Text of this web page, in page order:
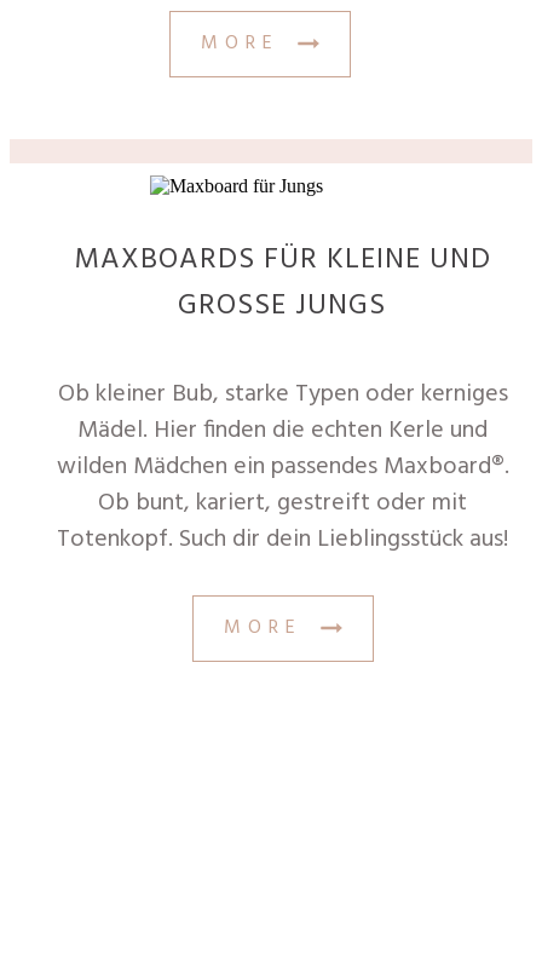
MORE
MAXBOARDS FÜR KLEINE UND
GROSSE JUNGS
Ob kleiner Bub, starke Typen oder kerniges
Mädel. Hier finden die echten Kerle und
wilden Mädchen ein passendes Maxboard®.
Ob bunt, kariert, gestreift oder mit
Totenkopf. Such dir dein Lieblingsstück aus!
MORE